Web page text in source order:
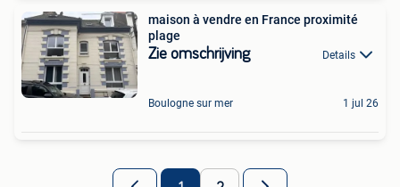
maison à vendre en France proximité
plage
Zie omschrijving Details
Boulogne sur mer 1 jul 26